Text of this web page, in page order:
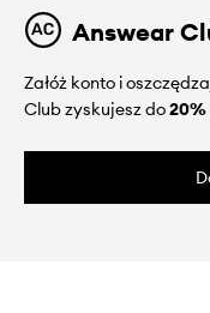
Answear
Załóż konto i
Club zyskujesz do20%